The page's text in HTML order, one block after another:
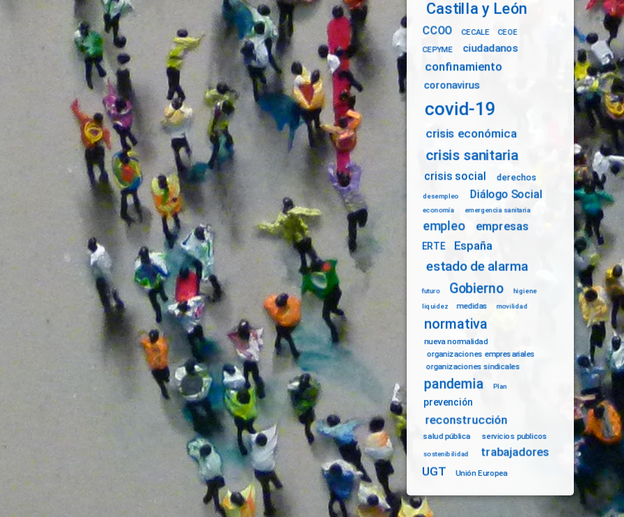
Castilla y León
CCOO CECALE
CEOE
CEPYME
ciudadanos
confinamiento
coronavirus
covid-19
crisis económica
crisis sanitaria
crisis social derechos
desempleo Diálogo Social
economía emergencia sanitaria
empleo empresas
ERTE España
estado de alarma
futuro Gobierno higiene
liquidez medidas movilidad
normativa
nueva normalidad
organizaciones empresariales
organizaciones sindicales
pandemia Plan
prevención
reconstrucción
salud pública servicios publicos
sostenibilidad
trabajadores
UGT
Unión Europea